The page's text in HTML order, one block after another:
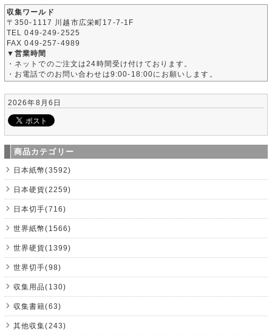
収集ワールド
〒350-1117 川越市広栄町17-7-1F
TEL 049-249-2525
FAX 049-257-4989
▼営業時間
・ネットでのご注文は24時間受け付けております。
・お電話でのお問い合わせは9:00-18:00にお願いします。
2026年8月6日
商品カテゴリー
日本紙幣(3592)
日本硬貨(2259)
日本切手(716)
世界紙幣(1566)
世界硬貨(1399)
世界切手(98)
収集用品(130)
収集書籍(63)
其他収集(243)